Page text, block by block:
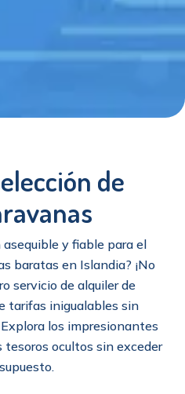
de
y fiable para el
baratas en Islandia? ¡No
servicio de alquiler de
tarifas inigualables sin
los impresionantes
tesoros ocultos sin exceder